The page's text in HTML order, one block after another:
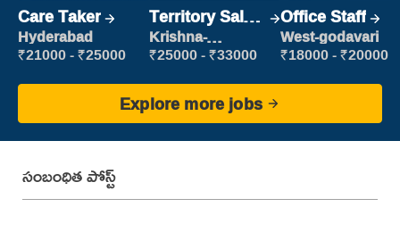
Care Taker
Hyderabad
₹21000 - ₹25000
Territory Sales
Manager
Krishna-
vijayawada
₹25000 - ₹33000
Office Staff
West-godavari
₹18000 - ₹20000
Explore more jobs
సంబంధిత పోస్ట్